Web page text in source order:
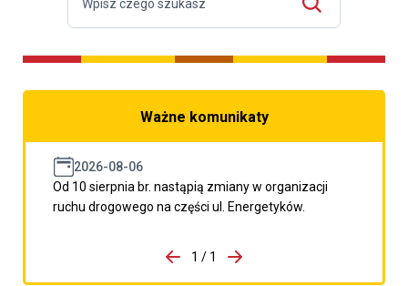
Ważne komunikaty
2026-08-06
Od 10 sierpnia br. nastąpią zmiany w organizacji
ruchu drogowego na części ul. Energetyków.
porzpedniego komunikatu
1 / 1
Przejdź do następnego